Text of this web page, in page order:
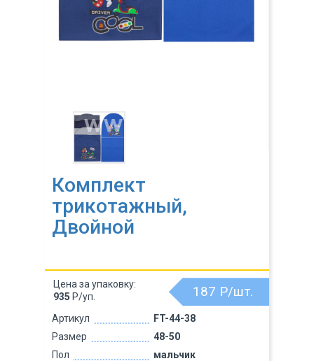
Комплект
трикотажный,
Двойной
Артикул
FT-44-38
Размер
48-50
Пол
мальчик
187 Р/шт.
Цена за упаковку:
935 Р/уп.